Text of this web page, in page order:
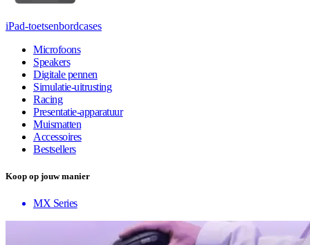
iPad-toetsenbordcases
Microfoons
Speakers
Digitale pennen
Simulatie-uitrusting
Racing
Presentatie-apparatuur
Muismatten
Accessoires
Bestsellers
Koop op jouw manier
MX Series